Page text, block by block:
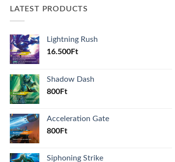
LATEST PRODUCTS
Lightning Rush
16.500Ft
Shadow Dash
800Ft
Acceleration Gate
800Ft
Siphoning Strike